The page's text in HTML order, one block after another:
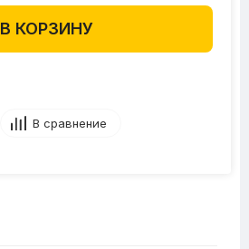
В КОРЗИНУ
В сравнение